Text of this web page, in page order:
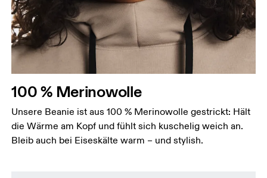
100 % Merinowolle
Unsere Beanie ist aus 100 % Merinowolle gestrickt: Hält
die Wärme am Kopf und fühlt sich kuschelig weich an.
Bleib auch bei Eiseskälte warm – und stylish.